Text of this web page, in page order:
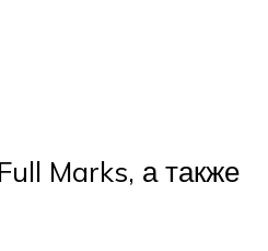
Marks, а также